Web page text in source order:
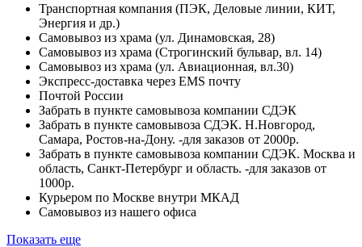
Транспортная компания (ПЭК, Деловые линии, КИТ,
Энергия и др.)
Самовывоз из храма (ул. Динамовская, 28)
Самовывоз из храма (Строгинский бульвар, вл. 14)
Самовывоз из храма (ул. Авиационная, вл.30)
Экспресс-доставка через EMS почту
Почтой России
Забрать в пункте самовывоза компании СДЭК
Забрать в пункте самовывоза СДЭК. Н.Новгород,
Самара, Ростов-на-Дону. -для заказов от 2000р.
Забрать в пункте самовывоза компании СДЭК. Москва и
область, Санкт-Петербург и область. -для заказов от
1000р.
Курьером по Москве внутри МКАД
Самовывоз из нашего офиса
Показать еще